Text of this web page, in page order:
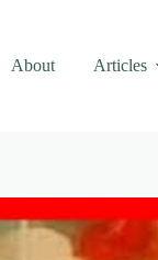
About Articles